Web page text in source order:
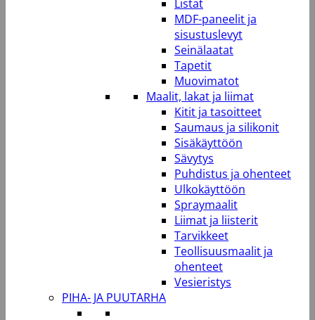
Listat
MDF-paneelit ja
sisustuslevyt
Seinälaatat
Tapetit
Muovimatot
Maalit, lakat ja liimat
Kitit ja tasoitteet
Saumaus ja silikonit
Sisäkäyttöön
Sävytys
Puhdistus ja ohenteet
Ulkokäyttöön
Spraymaalit
Liimat ja liisterit
Tarvikkeet
Teollisuusmaalit ja
ohenteet
Vesieristys
PIHA- JA PUUTARHA